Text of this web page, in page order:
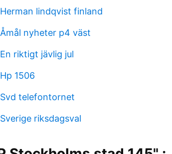
Herman lindqvist finland
Åmål nyheter p4 väst
En riktigt jävlig jul
Hp 1506
Svd telefontornet
Sverige riksdagsval